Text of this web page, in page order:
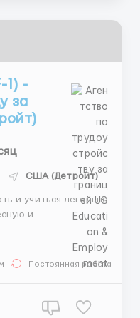
1) -
за
США (Детройт)
и учиться легально
по уходу
уровне. Если
Постоянная работа